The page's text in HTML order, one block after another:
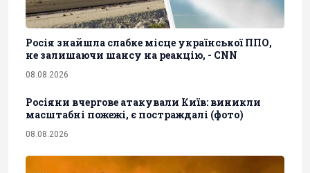
Росія знайшла слабке місце української ППО,
не залишаючи шансу на реакцію, - CNN
08.08.2026
Росіяни вчергове атакували Київ: виникли
масштабні пожежі, є постраждалі (фото)
08.08.2026